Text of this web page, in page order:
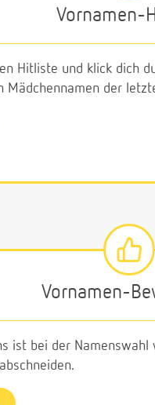
Vornamen-
Hitliste und klick dich
Mädchennamen der
Vornamen-
ist bei der